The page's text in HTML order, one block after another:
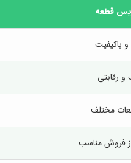
قطعه
باکیفیت
رقابتی
مختلف
فروش مناسب